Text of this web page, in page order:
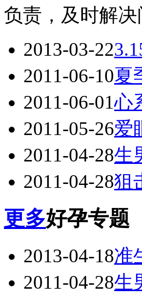
负责，及时解决
2013-03-22
2011-06-10夏
2011-06-01心
2011-05-26爱
2011-04-28生
2011-04-28狙
更多好孕专题
2013-04-18准
2011-04-28生